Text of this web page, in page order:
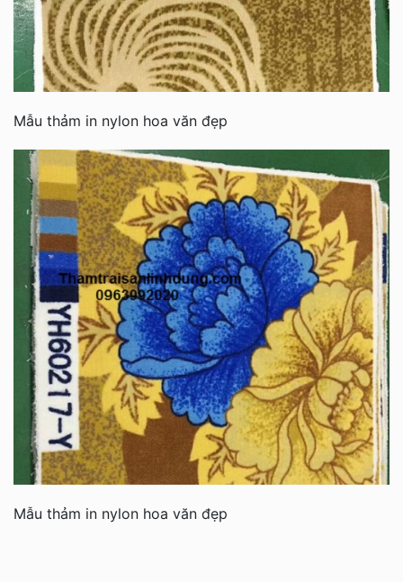
Mẫu thảm in nylon hoa văn đẹp
Mẫu thảm in nylon hoa văn đẹp